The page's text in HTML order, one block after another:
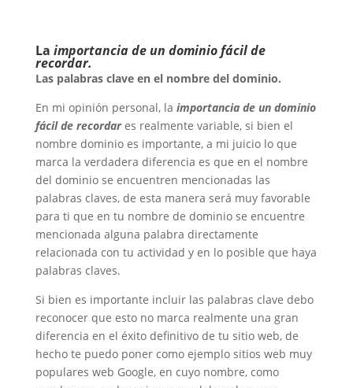
La importancia de un dominio fácil de
recordar.
Las palabras clave en el nombre del dominio.
En mi opinión personal, la importancia de un dominio
fácil de recordares realmente variable, si bien el
nombre dominio es importante, a mi juicio lo que
marca la verdadera diferencia es que en el nombre
del dominio se encuentren mencionadas las
palabras claves, de esta manera será muy favorable
para ti que en tu nombre de dominio se encuentre
mencionada alguna palabra directamente
relacionada con tu actividad y en lo posible que haya
palabras claves.
Si bien es importante incluir las palabras clave debo
reconocer que esto no marca realmente una gran
diferencia en el éxito definitivo de tu sitio web, de
hecho te puedo poner como ejemplo sitios web muy
populares web Google, en cuyo nombre, como